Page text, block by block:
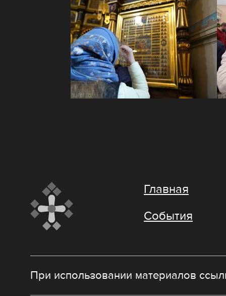
Главная
События
При использовании материалов